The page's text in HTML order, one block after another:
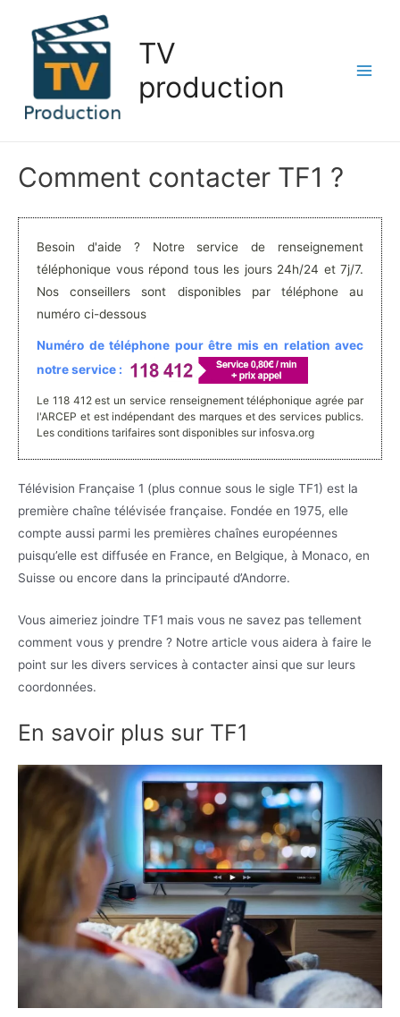
contenu
TV
production
Comment contacter TF1 ?
Besoin d'aide ? Notre service de renseignement
téléphonique vous répond tous les jours 24h/24 et 7j/7.
Nos conseillers sont disponibles par téléphone au
numéro ci-dessous
Numéro de téléphone pour être mis en relation avec
notre service :
Le 118 412 est un service renseignement téléphonique agrée par
l'ARCEP et est indépendant des marques et des services publics.
Les conditions tarifaires sont disponibles sur infosva.org
Télévision Française 1 (plus connue sous le sigle TF1) est la
première chaîne télévisée française. Fondée en 1975, elle
compte aussi parmi les premières chaînes européennes
puisqu’elle est diffusée en France, en Belgique, à Monaco, en
Suisse ou encore dans la principauté d’Andorre.
Vous aimeriez joindre TF1 mais vous ne savez pas tellement
comment vous y prendre ? Notre article vous aidera à faire le
point sur les divers services à contacter ainsi que sur leurs
coordonnées.
En savoir plus sur TF1